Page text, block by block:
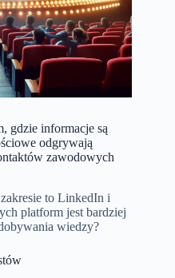
gdzie informacje są
odgrywają
zawodowych
to LinkedIn i
platform jest bardziej
wiedzy?